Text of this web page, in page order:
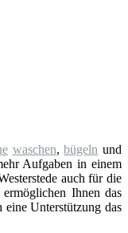
waschen,bügeln und
Aufgaben in einem
auch für die
Ihnen das
Unterstützung das